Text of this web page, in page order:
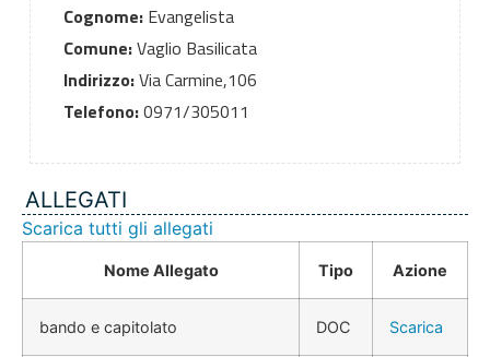
Cognome:Evangelista
Comune:Vaglio Basilicata
Indirizzo:Via Carmine,106
Telefono:0971/305011
ALLEGATI
Scarica tutti gli allegati
Nome Allegato Tipo Azione
bando e capitolato DOC Scarica